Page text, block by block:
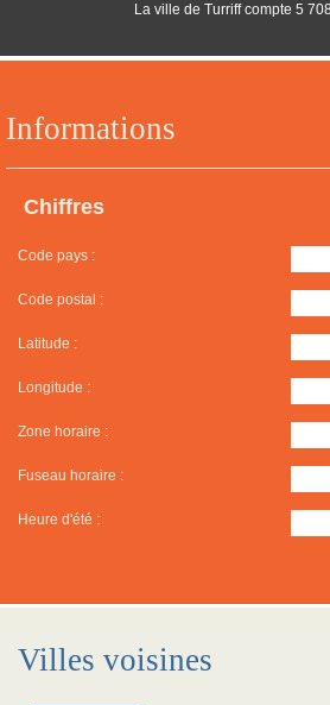
Informations
Chiffres
Code pays :
Code postal :
Latitude :
Longitude :
Zone horaire :
Fuseau horaire :
Heure d'été :
La ville de Turriff compte 5
Villes voisines